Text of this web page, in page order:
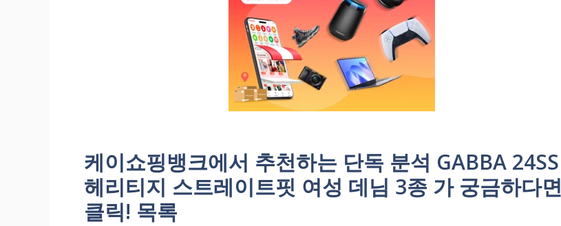
케이쇼핑뱅크에서 추천하는 단독 분석 GABBA 24SS
헤리티지 스트레이트핏 여성 데님 3종 가 궁금하다면
클릭! 목록